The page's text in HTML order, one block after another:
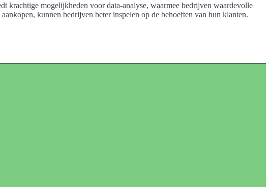
krachtige mogelijkheden voor data-analyse, waarmee bedrijven waardevolle
kunnen bedrijven beter inspelen op de behoeften van hun klanten.